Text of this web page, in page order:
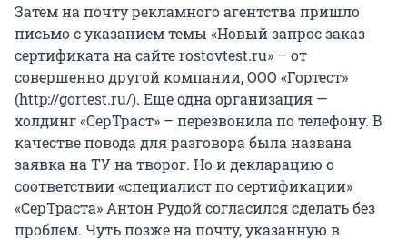
Затем на почту рекламного агентства пришло
письмо с указанием темы «Новый запрос заказ
сертификата на сайте rostovtest.ru» – от
совершенно другой компании, ООО «Гортест»
(http://gortest.ru/). Еще одна организация —
холдинг «СерТраст» – перезвонила по телефону. В
качестве повода для разговора была названа
заявка на ТУ на творог. Но и декларацию о
соответствии «специалист по сертификации»
«СерТраста» Антон Рудой согласился сделать без
проблем. Чуть позже на почту, указанную в